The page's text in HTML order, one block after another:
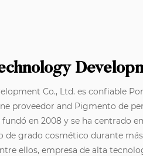
Co., Ltd. es confiable
proveedor and Pigmento de
fundó en 2008 y se ha centrado
grado cosmético durante más
ellos, empresa de alta